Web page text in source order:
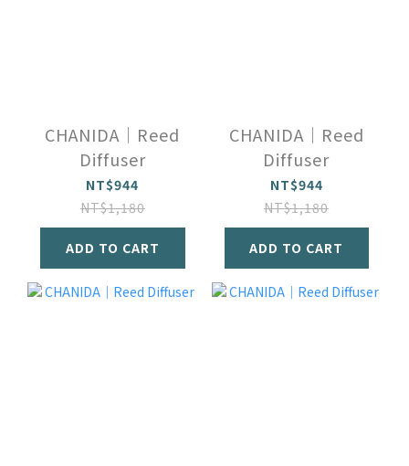
CHANIDA｜Reed
Diffuser
NT$944
NT$1,180
ADD TO CART
CHANIDA｜Reed
Diffuser
NT$944
NT$1,180
ADD TO CART